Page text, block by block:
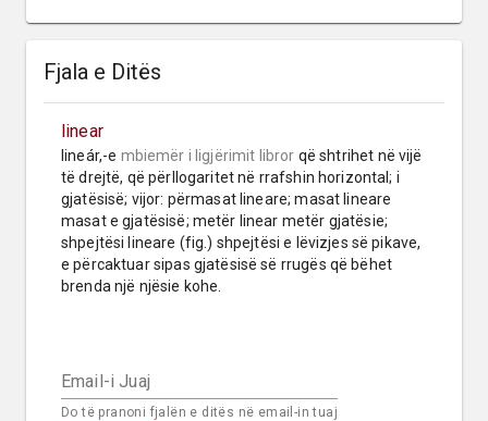
Fjala e Ditës
linear
lineár,-e mbiemër i ligjërimit libror që shtrihet në vijë
të drejtë, që përllogaritet në rrafshin horizontal; i
gjatësisë; vijor: përmasat lineare; masat lineare
masat e gjatësisë; metër linear metër gjatësie;
shpejtësi lineare (fig.) shpejtësi e lëvizjes së pikave,
e përcaktuar sipas gjatësisë së rrugës që bëhet
brenda një njësie kohe.
Email-i Juaj
Do të pranoni fjalën e ditës në email-in tuaj